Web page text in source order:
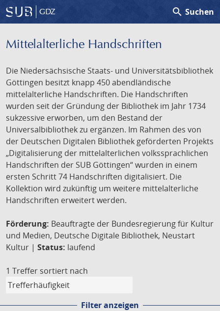
GDZ search Suchen
Mittelalterliche Handschriften
Die Niedersächsische Staats- und Universitätsbibliothek
Göttingen besitzt knapp 450 abendländische
mittelalterliche Handschriften. Die Handschriften
wurden seit der Gründung der Bibliothek im Jahr 1734
sukzessive erworben, um den Bestand der
Universalbibliothek zu ergänzen. Im Rahmen des von
der Deutschen Digitalen Bibliothek geförderten Projekts
„Digitalisierung der mittelalterlichen volkssprachlichen
Handschriften der SUB Göttingen“ wurden in einem
ersten Schritt 74 Handschriften digitalisiert. Die
Kollektion wird zukünftig um weitere mittelalterliche
Handschriften erweitert werden.
Förderung: Beauftragte der Bundesregierung für Kultur
und Medien, Deutsche Digitale Bibliothek, Neustart
Kultur | Status: laufend
1 Treffer sortiert nach
Filter anzeigen